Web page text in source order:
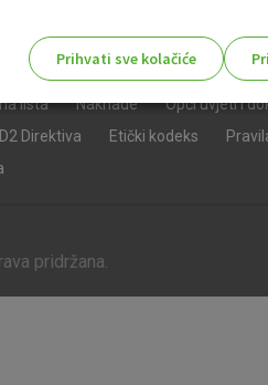
lista Naknade Opći uvjeti i
Direktiva Etički kodeks
pridržana.
Prihvati sve kolačiće